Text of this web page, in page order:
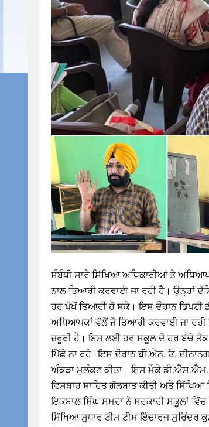
ਸੰਬੰਧੀ ਸਾਰੇ ਸਿੱਖਿਆ ਅਧਿਕਾਰੀਆਂ ਤੇ
ਨਾਲ ਤਿਆਰੀ ਕਰਵਾਈ ਜਾ ਰਹੀ ਹੈ। ਉਨ੍ਹਾਂ
ਹਰ ਪੱਖੋਂ ਤਿਆਰੀ ਹੋ ਸਕੇ। ਇਸ ਦੌਰਾਨ ਡਿਪਟੀ
ਅਧਿਆਪਕਾਂ ਵੱਲੋਂ ਜੋ ਤਿਆਰੀ ਕਰਵਾਈ ਜਾ
ਜ਼ਰੂਰੀ ਹੈ। ਇਸ ਲਈ ਹਰ ਸਕੂਲ ਦੇ ਹਰ ਬੱਚੇ ਤੱਕ
ਪਿੱਛੇ ਨਾ ਰਹੇ।ਇਸ ਦੌਰਾਨ ਬੀ.ਐਨ. ਓ.
ਅੰਕੜਾ ਮੁਲੰਕਣ ਕੀਤਾ। ਇਸ ਮੌਕੇ ਡੀ.ਐਸ.ਐਮ.
ਵਿਸਥਾਰ ਸਾਹਿਤ ਗੱਲਬਾਤ ਕੀਤੀ ਅਤੇ
ਇਕਬਾਲ ਸਿੰਘ ਸਮਰਾ ਨੇ ਸਰਕਾਰੀ ਸਕੂਲਾਂ ਵਿੱਚ
ਸਿੱਖਿਆ ਸੁਧਾਰ ਟੀਮ ਟੀਮ ਇੰਚਾਰਜ ਸੁਰਿੰਦਰ